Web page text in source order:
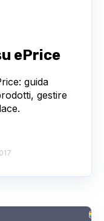
ePrice
guida
gestire